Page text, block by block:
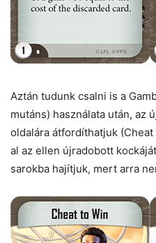
Aztán tudunk csalni is a
mutáns) használata után, az
oldalára átfordíthatjuk
al az ellen újradobott
sarokba hajítjuk, mert arra